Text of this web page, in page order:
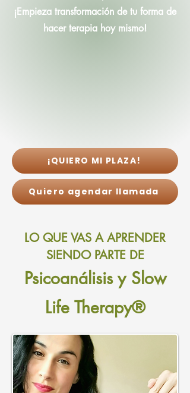
¡Empieza transformación de tu forma de
hacer terapia hoy mismo!
¡QUIERO MI PLAZA!
Quiero agendar llamada
LO QUE VAS A APRENDER
SIENDO PARTE DE
Psicoanálisis y Slow
Life Therapy®